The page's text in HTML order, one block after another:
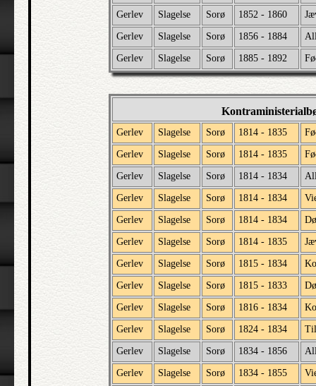
Gerlev Slagelse Sorø 1852 - 1860
Gerlev Slagelse Sorø 1856 - 1884
Gerlev Slagelse Sorø 1885 - 1892
Gerlev Slagelse Sorø 1814 - 1835
Gerlev Slagelse Sorø 1814 - 1835
Gerlev Slagelse Sorø 1814 - 1834
Gerlev Slagelse Sorø 1814 - 1834
Gerlev Slagelse Sorø 1814 - 1834
Gerlev Slagelse Sorø 1814 - 1835
Gerlev Slagelse Sorø 1815 - 1834
Gerlev Slagelse Sorø 1815 - 1833
Gerlev Slagelse Sorø 1816 - 1834
Gerlev Slagelse Sorø 1824 - 1834
Gerlev Slagelse Sorø 1834 - 1856
Gerlev Slagelse Sorø 1834 - 1855